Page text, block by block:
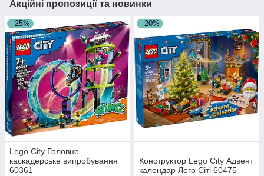
Акційні пропозиції та новинки
–25%
Lego City Головне
каскадерське випробування
60361
–20%
Конструктор Lego City Адвент
календар Лего Сіті 60475